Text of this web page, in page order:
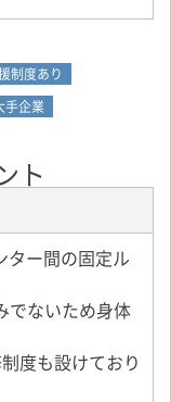
制度あり
手企業
ト
ター間の固定ル
でないため身体
度も設けており